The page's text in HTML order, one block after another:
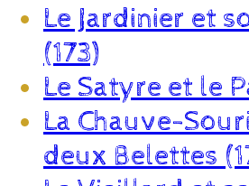
Le Jardinier et
(173)
Le Satyre et le
La Chauve-
deux Belettes